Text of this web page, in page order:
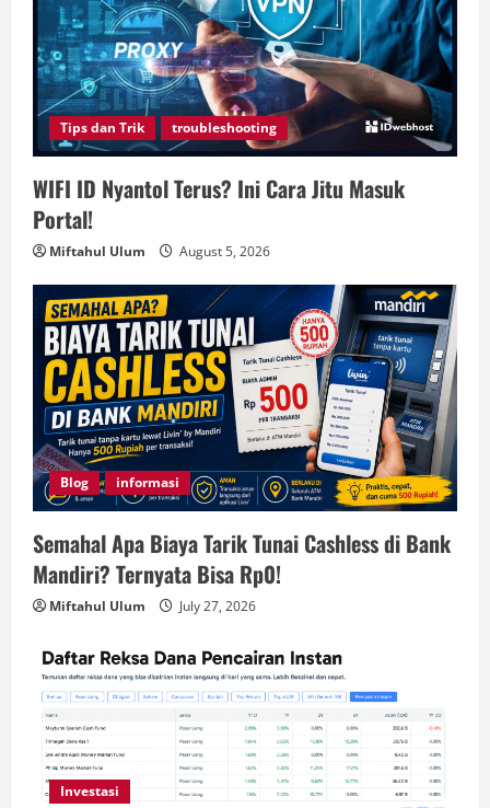
Tips dan Trik troubleshooting
WIFI ID Nyantol Terus? Ini Cara Jitu Masuk
Portal!
Miftahul Ulum August 5, 2026
Blog informasi
Semahal Apa Biaya Tarik Tunai Cashless di Bank
Mandiri? Ternyata Bisa Rp0!
Miftahul Ulum July 27, 2026
Investasi